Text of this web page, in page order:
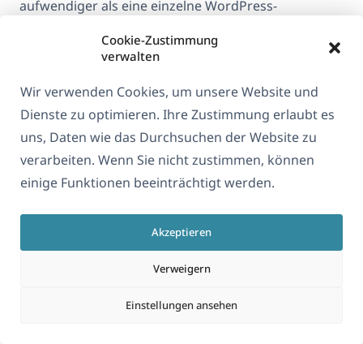
Cookie-Zustimmung
verwalten
Wir verwenden Cookies, um unsere Website und
Dienste zu optimieren. Ihre Zustimmung erlaubt es
uns, Daten wie das Durchsuchen der Website zu
verarbeiten. Wenn Sie nicht zustimmen, können
einige Funktionen beeinträchtigt werden.
Akzeptieren
Verweigern
Einstellungen ansehen
aufwendiger als eine einzelne WordPress-
aktiviert und konfiguriert werden. Für Plugin-
Und MultilingualPress’ AutoTranslate (die KI-
Funktion) übersetzt derzeit keine Page-Builder-
Inhalte — Seiten, die mit Elementor, Divi oder Beaver
Builder erstellt wurden, müssen auf jeder Sprach-
Website manuell übersetzt werden. Für eine
Website, die überwiegend mit einem Page Builder
gebaut ist, schränkt das ein, wofür AutoTranslate
tatsächlich nützlich ist.
Was das für die Behauptung „WPML